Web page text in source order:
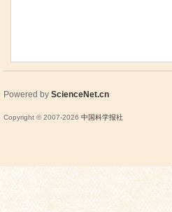
Powered by ScienceNet.cn
Copyright © 2007-2026 中国科学报社